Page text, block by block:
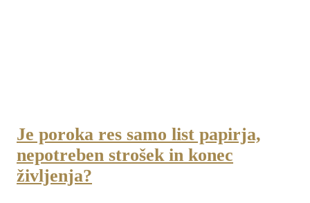
Je poroka res samo list papirja,
nepotreben strošek in konec
življenja?